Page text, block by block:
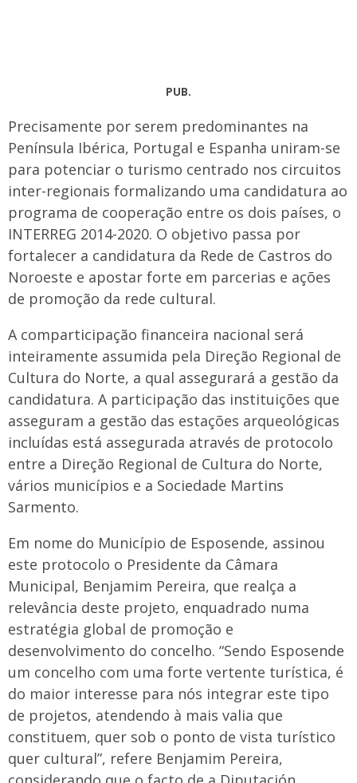
PUB.
Precisamente por serem predominantes na
Península Ibérica, Portugal e Espanha uniram-se
para potenciar o turismo centrado nos circuitos
inter-regionais formalizando uma candidatura ao
programa de cooperação entre os dois países, o
INTERREG 2014-2020. O objetivo passa por
fortalecer a candidatura da Rede de Castros do
Noroeste e apostar forte em parcerias e ações
de promoção da rede cultural.
A comparticipação financeira nacional será
inteiramente assumida pela Direção Regional de
Cultura do Norte, a qual assegurará a gestão da
candidatura. A participação das instituições que
asseguram a gestão das estações arqueológicas
incluídas está assegurada através de protocolo
entre a Direção Regional de Cultura do Norte,
vários municípios e a Sociedade Martins
Sarmento.
Em nome do Município de Esposende, assinou
este protocolo o Presidente da Câmara
Municipal, Benjamim Pereira, que realça a
relevância deste projeto, enquadrado numa
estratégia global de promoção e
desenvolvimento do concelho. “Sendo Esposende
um concelho com uma forte vertente turística, é
do maior interesse para nós integrar este tipo
de projetos, atendendo à mais valia que
constituem, quer sob o ponto de vista turístico
quer cultural”, refere Benjamim Pereira,